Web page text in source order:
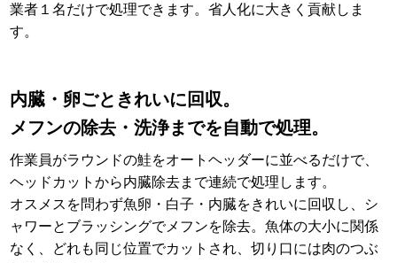
業者１名だけで処理できます。省人化に大きく貢献しま
す。
内臓・卵ごときれいに回収。
メフンの除去・洗浄までを自動で処理。
作業員がラウンドの鮭をオートヘッダーに並べるだけで、
ヘッドカットから内臓除去まで連続で処理します。
オスメスを問わず魚卵・白子・内臓をきれいに回収し、シ
ャワーとブラッシングでメフンを除去。魚体の大小に関係
なく、どれも同じ位置でカットされ、切り口には肉のつぶ